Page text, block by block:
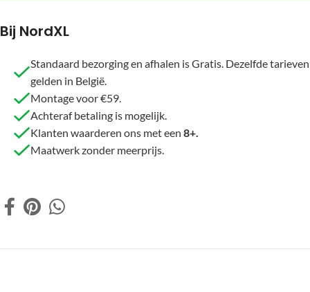
Bij NordXL
Standaard bezorging en afhalen is Gratis. Dezelfde tarieven
gelden in België.
Montage voor €59.
Achteraf betaling is mogelijk.
Klanten waarderen ons met een 8+.
Maatwerk zonder meerprijs.